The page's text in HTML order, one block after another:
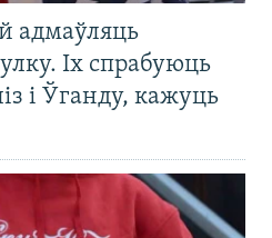
адмаўляць
Іх спрабуюць
і Ўганду, кажуць